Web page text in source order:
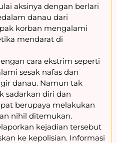
aksinya dengan berlari
danau dari
korban mengalami
mendarat di
cara ekstrim seperti
sesak nafas dan
danau. Namun tak
sadarkan diri dan
berupaya melakukan
nihil ditemukan.
kejadian tersebut
ke kepolisian. Informasi